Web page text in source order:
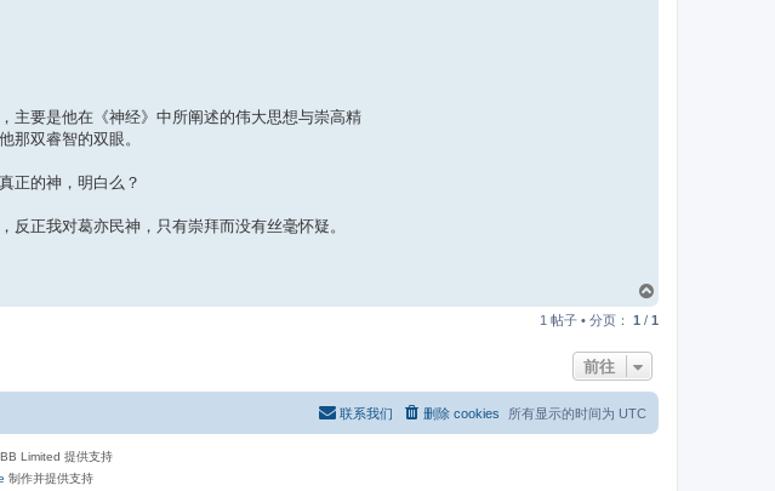
主要是他在《神经》中所阐述的伟大思想与崇高精
那双睿智的双眼。
正的神，明白么？
正我对葛亦民神，只有崇拜而没有丝毫怀疑。
1 帖子 • 分页： 1 / 1
前往
所有显示的时间为 UTC
删除 cookies
联系我们
Limited 提供支持
制作并提供支持